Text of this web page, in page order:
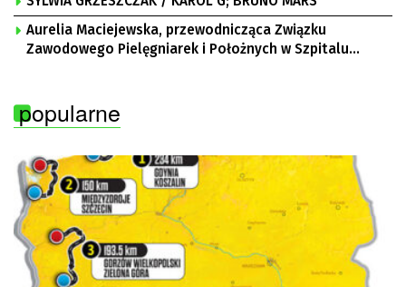
Aurelia Maciejewska, przewodnicząca Związku
Zawodowego Pielęgniarek i Położnych w Szpitalu
„Solidarność” Zielona Góra
popularne